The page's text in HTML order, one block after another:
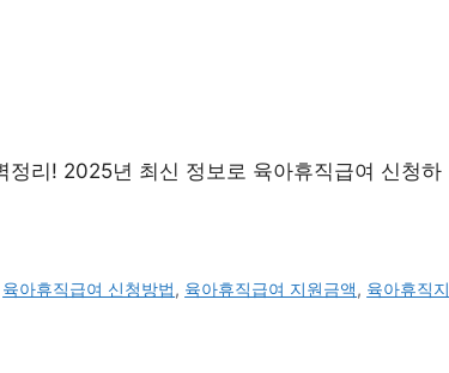
리! 2025년 최신 정보로 육아휴직급여 신청하
육아휴직급여 신청방법, 육아휴직급여 지원금액, 육아휴직지